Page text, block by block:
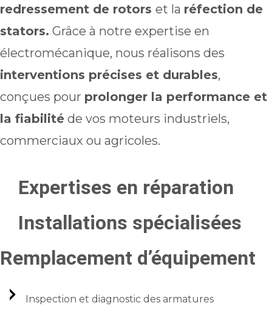
redressement de rotors et la réfection de
stators. Grâce à notre expertise en
électromécanique, nous réalisons des
interventions précises et durables,
conçues pour prolonger la performance et
la fiabilité de vos moteurs industriels,
commerciaux ou agricoles.
Expertises en réparation
Installations spécialisées
Remplacement d’équipement
Inspection et diagnostic des armatures